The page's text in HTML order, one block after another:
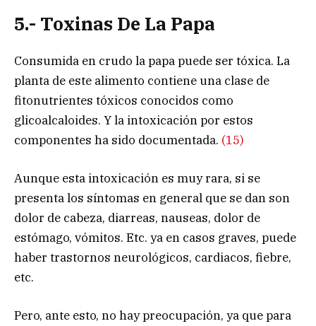
5.- Toxinas De La Papa
Consumida en crudo la papa puede ser tóxica. La
planta de este alimento contiene una clase de
fitonutrientes tóxicos conocidos como
glicoalcaloides. Y la intoxicación por estos
componentes ha sido documentada. (15)
Aunque esta intoxicación es muy rara, si se
presenta los síntomas en general que se dan son
dolor de cabeza, diarreas, nauseas, dolor de
estómago, vómitos. Etc. ya en casos graves, puede
haber trastornos neurológicos, cardiacos, fiebre,
etc.
Pero, ante esto, no hay preocupación, ya que para